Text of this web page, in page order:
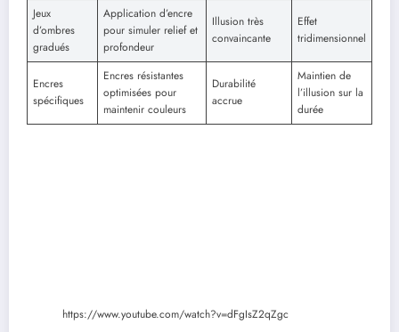
Jeux
d’ombres
gradués
Application d’encre
pour simuler relief et
profondeur
Illusion très
convaincante
Effet
tridimensionnel
Encres
spécifiques
Encres résistantes
optimisées pour
maintenir couleurs
Durabilité
accrue
Maintien de
l’illusion sur la
durée
https://www.youtube.com/watch?v=dFgIsZ2qZgc